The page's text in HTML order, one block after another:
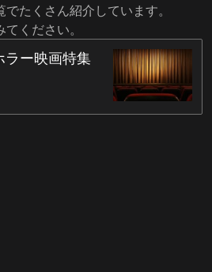
たくさん紹介しています。
ください。